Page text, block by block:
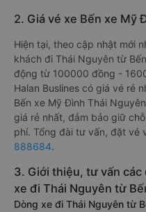
2. Giá vé xe Bến xe Mỹ
Hiện tại, theo cập nhật mới
khách đi Thái Nguyên từ
động từ 100000 đồng -
Halan Buslines có giá vé rẻ
Bến xe Mỹ Đình Thái
giá rẻ nhất, đảm bảo giữ
phí. Tổng đài tư vấn, đặt vé
888684.
3. Giới thiệu, tư vấn
xe đi Thái Nguyên từ
Dòng xe đi Thái Nguyên từ